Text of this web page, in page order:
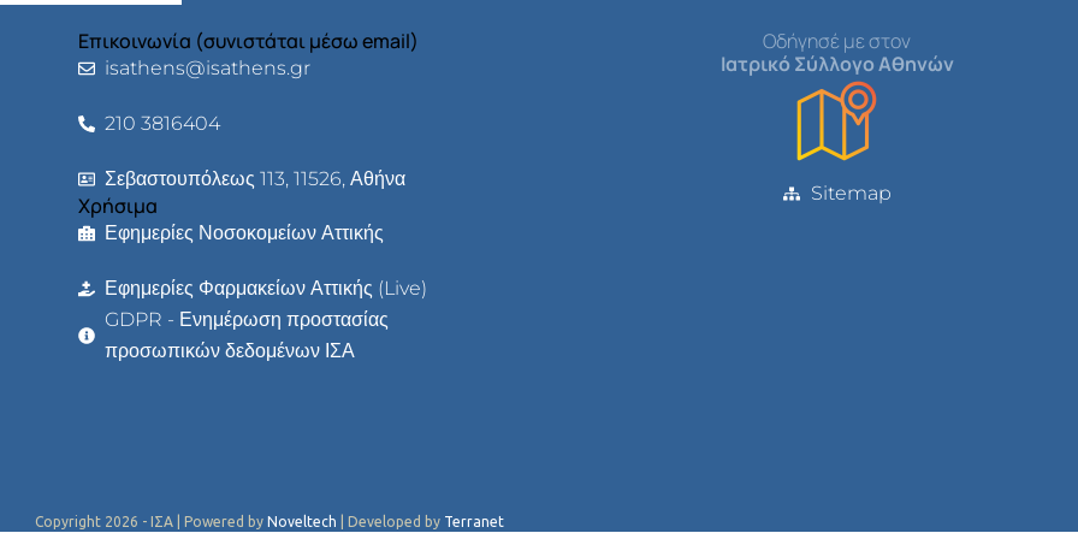
Επικοινωνία (συνιστάται μέσω email)
isathens@isathens.gr
210 3816404
Σεβαστουπόλεως 113, 11526, Αθήνα
Χρήσιμα
Εφημερίες Νοσοκομείων Αττικής
Εφημερίες Φαρμακείων Αττικής (Live)
GDPR - Ενημέρωση προστασίας
προσωπικών δεδομένων ΙΣΑ
Οδήγησέ με στον
Ιατρικό Σύλλογο Αθηνών
Sitemap
Copyright 2026 - ΙΣΑ | Powered by Noveltech | Developed by Terranet